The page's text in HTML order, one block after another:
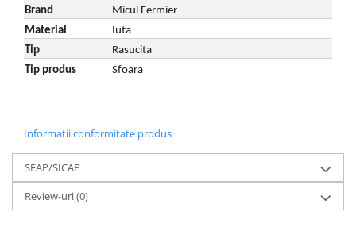
Masini de tuns iarba/gazon
Tractorase pentru gazon
Mobilier pentru gradina
Mori de macinat cereale
Motopompe
Furtunuri
Hidrofoare
Pompe de apa de suprafata
Brand
Micul Fermier
Material
Iuta
Tip
Rasucita
Tip produs
Sfoara
Informatii conformitate produs
SEAP/SICAP
Review-uri(0)